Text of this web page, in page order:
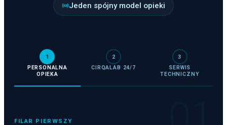
Jeden spójny model opieki
1
PERSONALNA
OPIEKA
2
CIRQALAB 24/7
3
SERWIS
TECHNICZNY
FILAR PIERWSZY